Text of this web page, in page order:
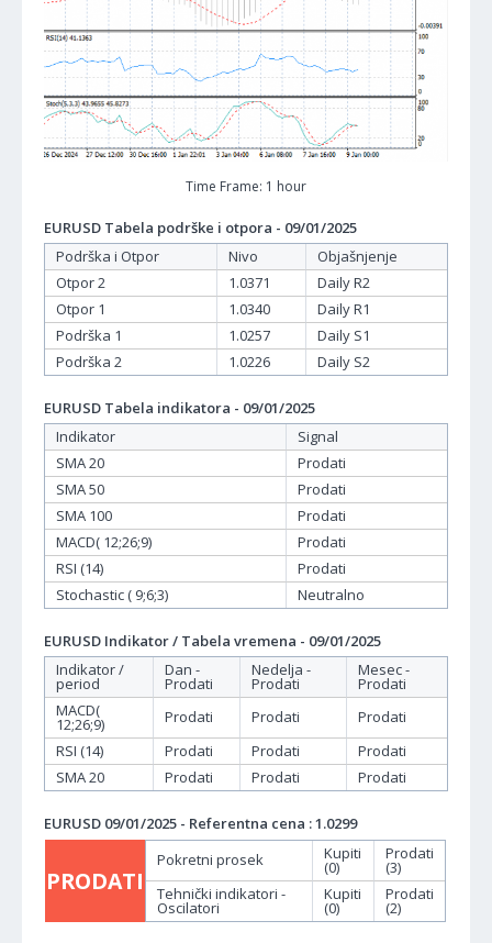
Time Frame: 1 hour
EURUSD Tabela podrške i otpora - 09/01/2025
Podrška i Otpor
Nivo
Objašnjenje
Otpor 2
1.0371
Daily R2
Otpor 1
1.0340
Daily R1
Podrška 1
1.0257
Daily S1
Podrška 2
1.0226 Daily S2
EURUSD Tabela indikatora - 09/01/2025
Indikator
Signal
SMA 20
Prodati
SMA 50
Prodati
SMA 100
Prodati
MACD( 12;26;9)
Prodati
RSI (14)
Prodati
Stochastic ( 9;6;3)
Neutralno
EURUSD Indikator / Tabela vremena - 09/01/2025
Indikator /
period
Dan -
Prodati
Nedelja -
Prodati
Mesec -
Prodati
MACD(
12;26;9) Prodati Prodati
Prodati
RSI (14)
Prodati Prodati
Prodati
SMA 20
Prodati Prodati Prodati
EURUSD 09/01/2025 - Referentna cena : 1.0299
PRODATI
Pokretni prosek Kupiti
(0)
Prodati
(3)
Tehnički indikatori -
Oscilatori
Kupiti
(0)
Prodati
(2)